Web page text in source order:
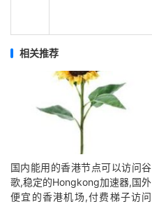
相关推荐
国内能用的香港节点可以访问谷
歌,稳定的Hongkong加速器,国外
便宜的香港机场,付费梯子访问